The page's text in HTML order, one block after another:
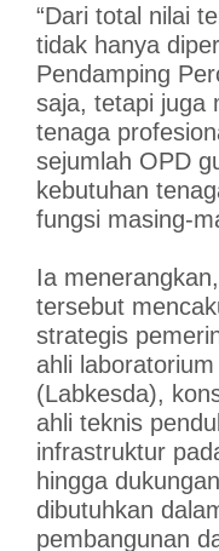
“Dari total nilai
tidak hanya
Pendamping
saja, tetapi juga
tenaga
sejumlah OPD
kebutuhan
fungsi masing-
Ia
tersebut
strategis
ahli
(Labkesda),
ahli teknis
infrastruktur
hingga
dibutuhkan
pembangunan